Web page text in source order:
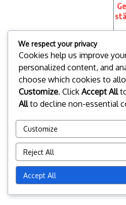
Marcus Voss
Als
taucht Marcus
täglichen
Paketangeboten.
We respect your privacy
Cookies help us improve
personalized content, and
choose which cookies to
Customize. Click Accept All
Allto decline non-essential
Customize
Reject All
Accept All